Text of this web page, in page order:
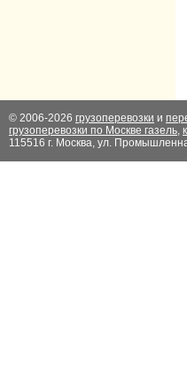
© 2006-2026 грузоперевозки и
грузоперевозки по Москве газель,
115516 г. Москва, ул.